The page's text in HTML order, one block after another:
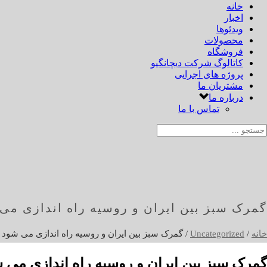
خانه
اخبار
ویدئوها
محصولات
فروشگاه
کاتالوگ شرکت دیچانگیو
پروژه های اجرایی
مشتریان ما
درباره ما
تماس با ما
گمرک سبز بین ایران و روسیه راه اندازی
خانه /
Uncategorized / گمرک سبز بین ایران و روسیه راه اندازی می شود
گمرک سبز بین ایران و روسیه راه اندازی می